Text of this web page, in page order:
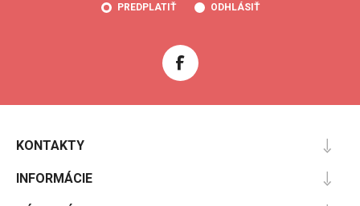
PREDPLATIŤ ODHLÁSIŤ
KONTAKTY
INFORMÁCIE